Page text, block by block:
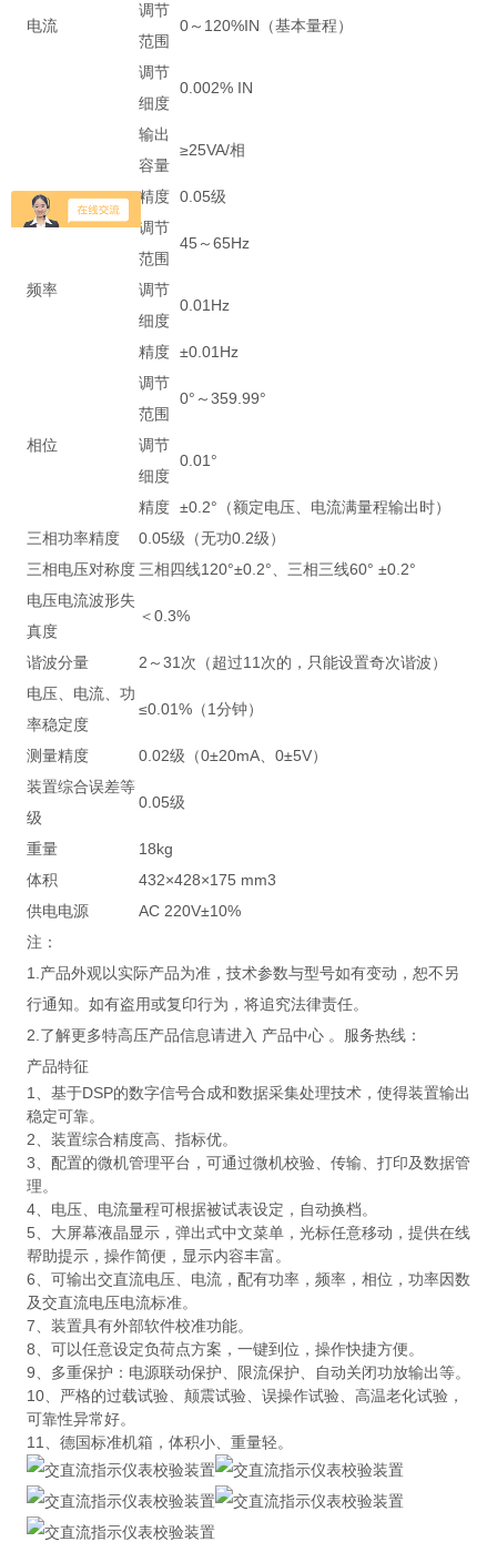
电流
调节
范围
0～120%IN（基本量程）
调节
细度
0.002% IN
输出
容量
≥25VA/相
精度 0.05级
频率
调节
范围
45～65Hz
调节
细度
0.01Hz
精度 ±0.01Hz
相位
调节
范围
0°～359.99°
调节
细度
0.01°
精度 ±0.2°（额定电压、电流满量程输出时）
三相功率精度
0.05级（无功0.2级）
三相电压对称度三相四线120°±0.2°、三相三线60° ±0.2°
电压电流波形失
真度
＜0.3%
谐波分量
2～31次（超过11次的，只能设置奇次谐波）
电压、电流、功
率稳定度
≤0.01%（1分钟）
测量精度
0.02级（0±20mA、0±5V）
装置综合误差等
级
0.05级
重量
18kg
体积
432×428×175 mm3
供电电源
AC 220V±10%
注：
1.产品外观以实际产品为准，技术参数与型号如有变动，恕不另
行通知。如有盗用或复印行为，将追究法律责任。
2.了解更多特高压产品信息请进入 产品中心 。服务热线：
产品特征
1、基于DSP的数字信号合成和数据采集处理技术，使得装置输出
稳定可靠。
2、装置综合精度高、指标优。
3、配置的微机管理平台，可通过微机校验、传输、打印及数据管
理。
4、电压、电流量程可根据被试表设定，自动换档。
5、大屏幕液晶显示，弹出式中文菜单，光标任意移动，提供在线
帮助提示，操作简便，显示内容丰富。
6、可输出交直流电压、电流，配有功率，频率，相位，功率因数
及交直流电压电流标准。
7、装置具有外部软件校准功能。
8、可以任意设定负荷点方案，一键到位，操作快捷方便。
9、多重保护：电源联动保护、限流保护、自动关闭功放输出等。
10、严格的过载试验、颠震试验、误操作试验、高温老化试验，
可靠性异常好。
11、德国标准机箱，体积小、重量轻。